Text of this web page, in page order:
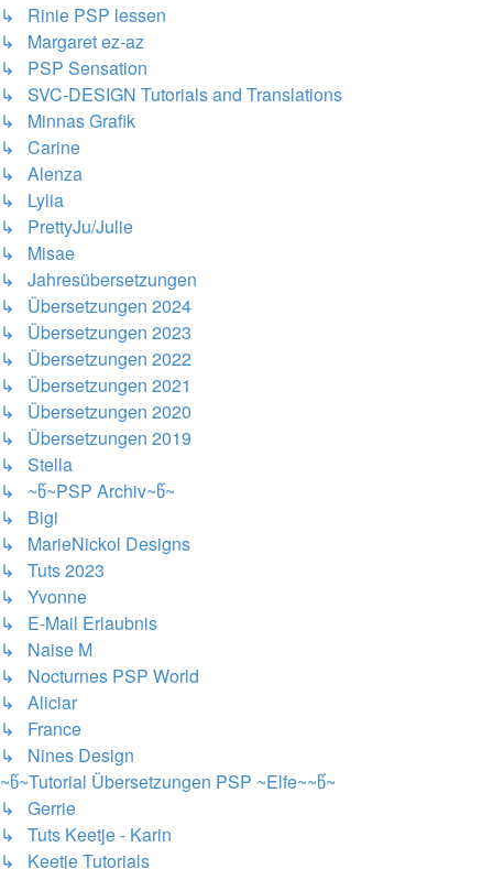
↳ Rinie PSP lessen
↳ Margaret ez-az
↳ PSP Sensation
↳ SVC-DESIGN Tutorials and Translations
↳ Minnas Grafik
↳ Carine
↳ Alenza
↳ Lylia
↳ PrettyJu/Julie
↳ Misae
↳ Jahresübersetzungen
↳ Übersetzungen 2024
↳ Übersetzungen 2023
↳ Übersetzungen 2022
↳ Übersetzungen 2021
↳ Übersetzungen 2020
↳ Übersetzungen 2019
↳ Stella
↳ ~წ~PSP Archiv~წ~
↳ Bigi
↳ MarieNickol Designs
↳ Tuts 2023
↳ Yvonne
↳ E-Mail Erlaubnis
↳ Naise M
↳ Nocturnes PSP World
↳ Aliciar
↳ France
↳ Nines Design
~წ~Tutorial Übersetzungen PSP ~Elfe~~წ~
↳ Gerrie
↳ Tuts Keetje - Karin
↳ Keetje Tutorials